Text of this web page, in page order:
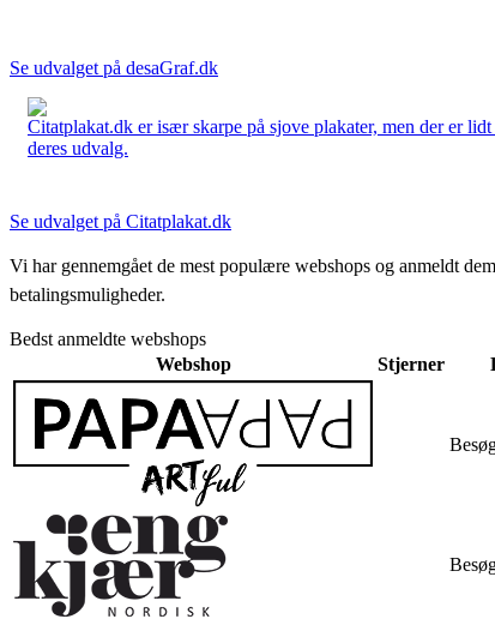
Se udvalget på desaGraf.dk
Citatplakat.dk er især skarpe på sjove plakater, men der er
deres udvalg.
Se udvalget på Citatplakat.dk
Vi har gennemgået de mest populære webshops og anmeldt
betalingsmuligheder.
Bedst anmeldte webshops
Webshop
Stjerner